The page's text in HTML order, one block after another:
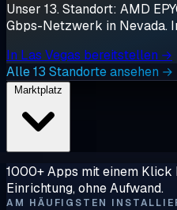
Unser 13. Standort: AMD
Gbps-Netzwerk in Nevada.
In Las Vegas bereitstellen →
Alle 13 Standorte ansehen →
1000+ Apps mit einem Klick
Einrichtung, ohne Aufwand.
AM HÄUFIGSTEN